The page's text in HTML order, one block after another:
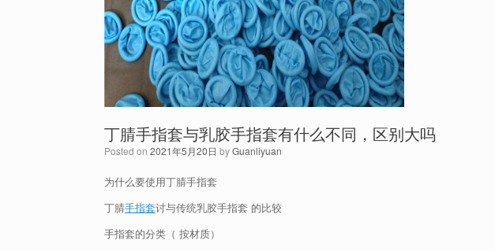
丁腈手指套与乳胶手指套有什么不同，区别大吗
Posted on 2021年5月20日 byGuanliyuan
为什么要使用丁腈手指套
丁腈手指套讨与传统乳胶手指套 的比较
手指套的分类（ 按材质）